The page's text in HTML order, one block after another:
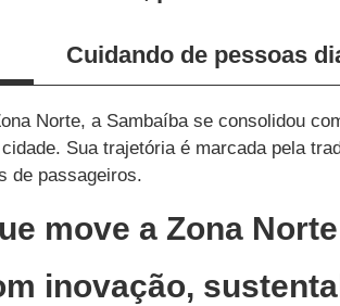
Cuidando de pessoas
Norte, a Sambaíba se consolidou
Sua trajetória é marcada pela
de passageiros.
move a Zona
inovação,